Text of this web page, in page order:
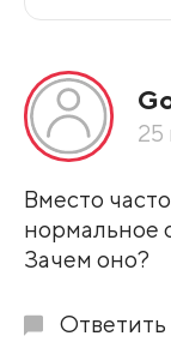
По 25
Вместо
нормальное
Зачем оно?
Ответить